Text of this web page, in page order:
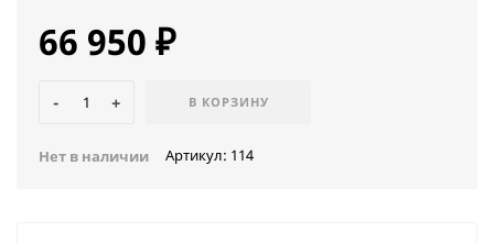
66 950 ₽
- + В КОРЗИНУ
Нет в наличии Артикул: 114